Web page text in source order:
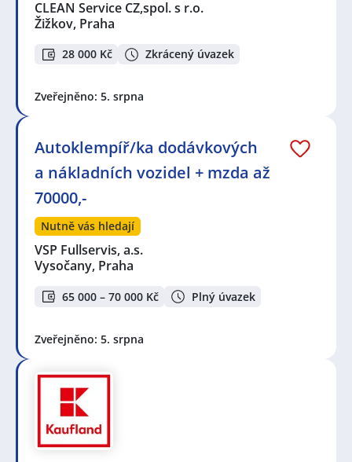
CLEAN Service CZ,spol. s r.o.
Žižkov, Praha
28 000 Kč Zkrácený úvazek
Zveřejněno: 5. srpna
Autoklempíř/ka dodávkových
a nákladních vozidel + mzda až
70000,-
Nutně vás hledají
VSP Fullservis, a.s.
Vysočany, Praha
65 000 – 70 000 Kč Plný úvazek
Zveřejněno: 5. srpna